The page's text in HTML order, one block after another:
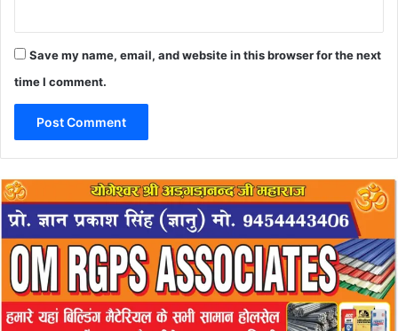
Save my name, email, and website in this browser for the next
time I comment.